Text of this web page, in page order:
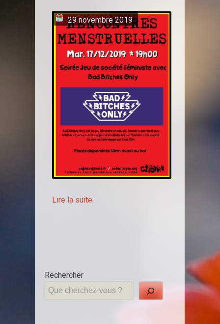
29 novembre 2019
Lire la suite
Rechercher